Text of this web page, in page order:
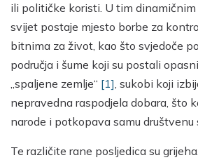
ili političke koristi. U tim
svijet postaje mjesto borbe za
bitnima za život, kao što svjedoče
područja i šume koji su postali
„spaljene zemlje“ [1], sukobi koji
nepravedna raspodjela dobara, što
narode i potkopava samu
Te različite rane posljedica su